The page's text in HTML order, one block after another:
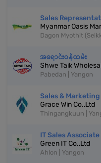
Sales
Myanmar Oasis
Dagon Myothit
အရောင်းဝန်ထမ်း
Shwe Taik
Pabedan | Yangon
Sales &
Grace Win Co.,Ltd
Thingangkuun |
IT Sales Associate
Green IT Co.,Ltd
Ahlon | Yangon